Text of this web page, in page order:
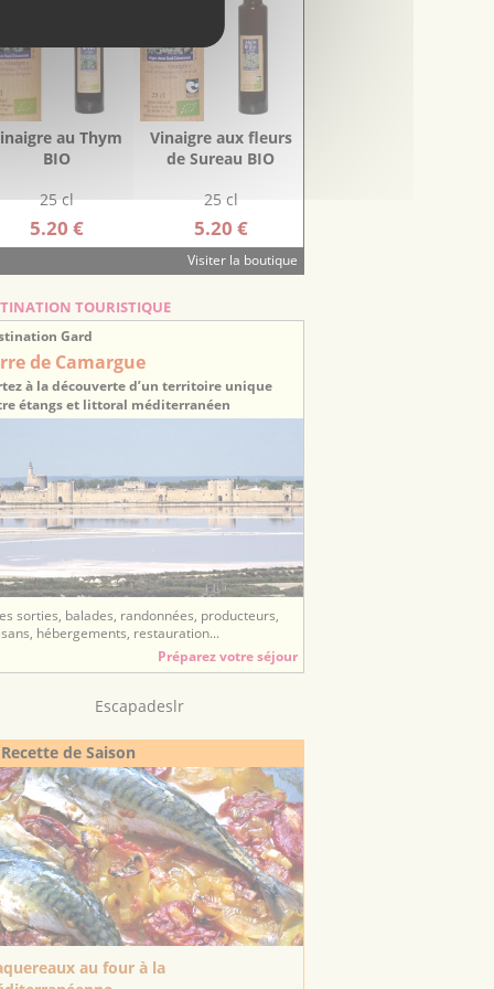
au Thym
BIO
25 cl
5.20 €
Vinaigre aux fleurs
de Sureau BIO
25 cl
5.20 €
Visiter la boutique
TOURISTIQUE
Gard
de Camargue
à la découverte d’un territoire unique
étangs et littoral méditerranéen
sorties, balades, randonnées, producteurs,
hébergements, restauration...
Préparez votre séjour
Escapadeslr
de Saison
au four à la